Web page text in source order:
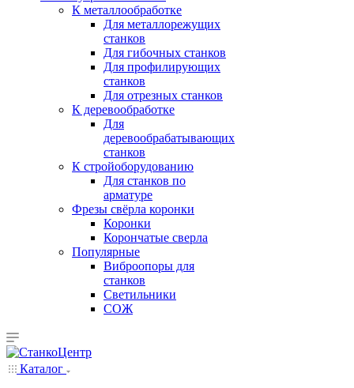
К металлообработке
Для металлорежущих
станков
Для гибочных станков
Для профилирующих
станков
Для отрезных станков
К деревообработке
Для
деревообрабатывающих
станков
К стройоборудованию
Для станков по
арматуре
Фрезы свёрла коронки
Коронки
Корончатые сверла
Популярные
Виброопоры для
станков
Светильники
СОЖ
Каталог